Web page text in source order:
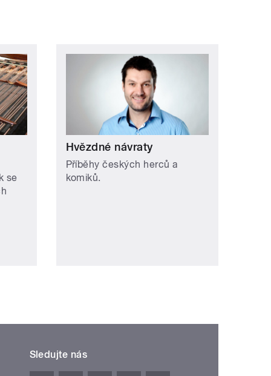
se
Hvězdné návraty
Příběhy českých herců a
komiků.
Sledujte nás